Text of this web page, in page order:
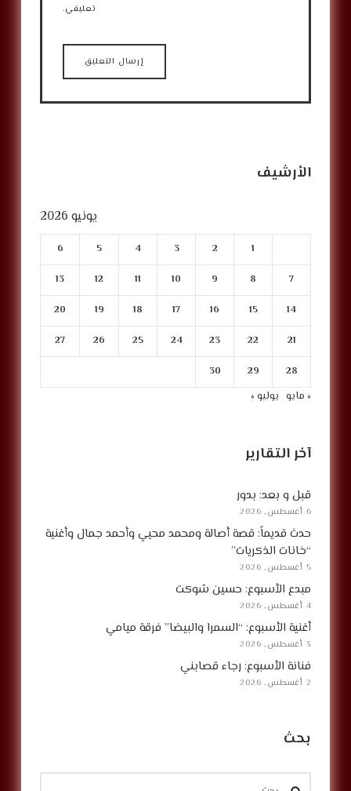
تعليقي.
الأرشيف
يونيو 2026
1
2
3
4
5
6
7
8
9
10
11
12
13
14
15
16
17
18
19
20
21
22
23
24
25
26
27
28
29
30
« مايو يوليو »
آخر التقارير
قبل و بعد: بدور
6 أغسطس, 2026
حدث قديماً: قصة أصالة ومحمد محيي وأحمد جمال وأغنية
“خانات الذكريات”
5 أغسطس, 2026
مبدع الأسبوع: حسين شوكت
4 أغسطس, 2026
أغنية الأسبوع: “السمرا والبيضا” فرقة ميامي
3 أغسطس, 2026
فنانة الأسبوع: رجاء قصابني
2 أغسطس, 2026
بحث
البحث